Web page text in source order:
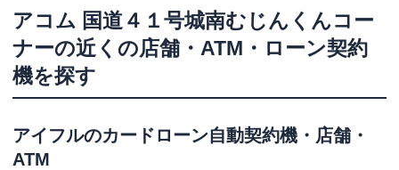
アコム 国道４１号城南むじんくんコー
ナーの近くの店舗・ATM・ローン契約
機を探す
アイフルのカードローン自動契約機・店舗・
ATM